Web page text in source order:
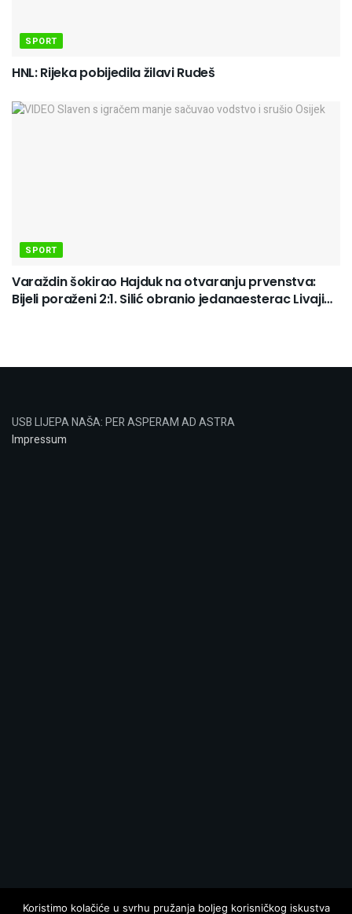
SPORT
HNL: Rijeka pobijedila žilavi Rudeš
SPORT
Varaždin šokirao Hajduk na otvaranju prvenstva:
Bijeli poraženi 2:1. Silić obranio jedanaesterac Livaji…
USB LIJEPA NAŠA: PER ASPERAM AD ASTRA
Impressum
Koristimo kolačiće u svrhu pružanja boljeg korisničkog iskustva